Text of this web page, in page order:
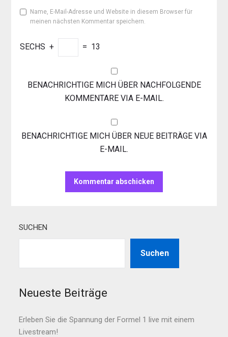
Name, E-Mail-Adresse und Website in diesem Browser für
meinen nächsten Kommentar speichern.
SECHS + = 13
BENACHRICHTIGE MICH ÜBER NACHFOLGENDE
KOMMENTARE VIA E-MAIL.
BENACHRICHTIGE MICH ÜBER NEUE BEITRÄGE VIA
E-MAIL.
SUCHEN
Suchen
Neueste Beiträge
Erleben Sie die Spannung der Formel 1 live mit einem
Livestream!